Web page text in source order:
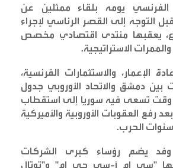
يومه بلقاء ممثلين عن
التوجه إلى القصر الرئاسي لإجراء
يعقبها منتدى اقتصادي مخصص
الاستراتيجية.
الإعمار، والاستثمارات الفرنسية،
بين دمشق والاتحاد الأوروبي جدول
وقت تسعى فيه سوريا إلى استقطاب
رفع العقوبات الأوروبية والأميركية
الحرب.
وفد يضم رؤساء كبرى الشركات
"سي إم آ-سي جي إم" و"توتال